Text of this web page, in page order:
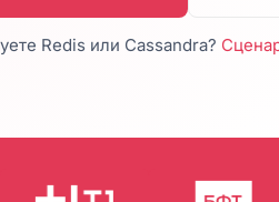
Redis или Cassandra?